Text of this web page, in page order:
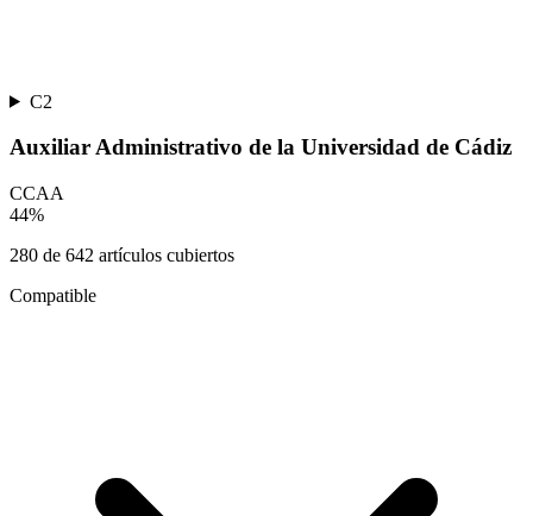
C2
Auxiliar Administrativo de la Universidad de Cádiz
CCAA
44%
280 de 642 artículos cubiertos
Compatible